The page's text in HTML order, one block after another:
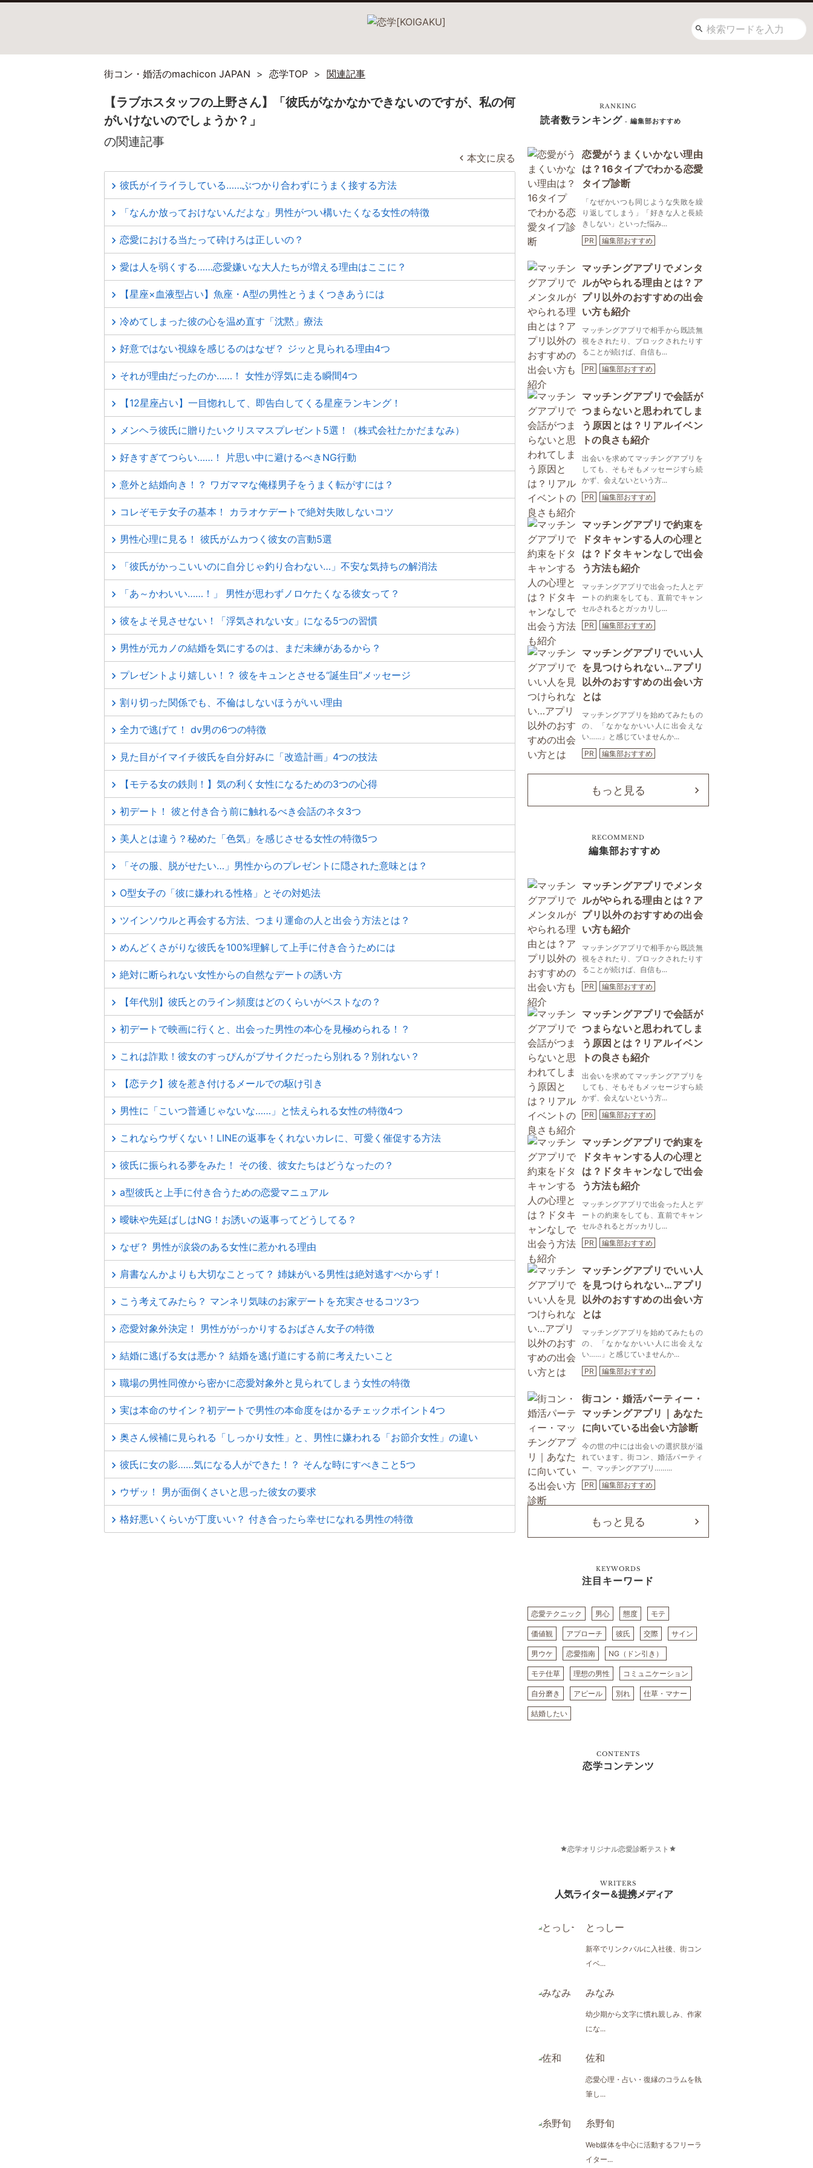
街コン・婚活のmachicon JAPAN 恋学TOP 関連記事
【ラブホスタッフの上野さん】「彼氏がなかなかできないのですが、私の何
がいけないのでしょうか？」
の関連記事
本文に戻る
彼氏がイライラしている……ぶつかり合わずにうまく接する方法
「なんか放っておけないんだよな」男性がつい構いたくなる女性の特徴
恋愛における当たって砕けろは正しいの？
愛は人を弱くする……恋愛嫌いな大人たちが増える理由はここに？
【星座×血液型占い】魚座・A型の男性とうまくつきあうには
冷めてしまった彼の心を温め直す「沈黙」療法
好意ではない視線を感じるのはなぜ？ ジッと見られる理由4つ
それが理由だったのか……！ 女性が浮気に走る瞬間4つ
【12星座占い】一目惚れして、即告白してくる星座ランキング！
メンヘラ彼氏に贈りたいクリスマスプレゼント5選！（株式会社たかだまなみ）
好きすぎてつらい……！ 片思い中に避けるべきNG行動
意外と結婚向き！？ ワガママな俺様男子をうまく転がすには？
コレぞモテ女子の基本！ カラオケデートで絶対失敗しないコツ
男性心理に見る！ 彼氏がムカつく彼女の言動5選
「彼氏がかっこいいのに自分じゃ釣り合わない…」不安な気持ちの解消法
「あ～かわいい……！」 男性が思わずノロケたくなる彼女って？
彼をよそ見させない！「浮気されない女」になる5つの習慣
男性が元カノの結婚を気にするのは、まだ未練があるから？
プレゼントより嬉しい！？ 彼をキュンとさせる“誕生日”メッセージ
割り切った関係でも、不倫はしないほうがいい理由
全力で逃げて！ dv男の6つの特徴
見た目がイマイチ彼氏を自分好みに「改造計画」4つの技法
【モテる女の鉄則！】気の利く女性になるための3つの心得
初デート！ 彼と付き合う前に触れるべき会話のネタ3つ
美人とは違う？秘めた「色気」を感じさせる女性の特徴5つ
「その服、脱がせたい…」男性からのプレゼントに隠された意味とは？
O型女子の「彼に嫌われる性格」とその対処法
ツインソウルと再会する方法、つまり運命の人と出会う方法とは？
めんどくさがりな彼氏を100%理解して上手に付き合うためには
絶対に断られない女性からの自然なデートの誘い方
【年代別】彼氏とのライン頻度はどのくらいがベストなの？
初デートで映画に行くと、出会った男性の本心を見極められる！？
これは詐欺！彼女のすっぴんがブサイクだったら別れる？別れない？
【恋テク】彼を惹き付けるメールでの駆け引き
男性に「こいつ普通じゃないな……」と怯えられる女性の特徴4つ
これならウザくない！LINEの返事をくれないカレに、可愛く催促する方法
彼氏に振られる夢をみた！ その後、彼女たちはどうなったの？
a型彼氏と上手に付き合うための恋愛マニュアル
曖昧や先延ばしはNG！お誘いの返事ってどうしてる？
なぜ？ 男性が涙袋のある女性に惹かれる理由
肩書なんかよりも大切なことって？ 姉妹がいる男性は絶対逃すべからず！
こう考えてみたら？ マンネリ気味のお家デートを充実させるコツ3つ
恋愛対象外決定！ 男性ががっかりするおばさん女子の特徴
結婚に逃げる女は悪か？ 結婚を逃げ道にする前に考えたいこと
職場の男性同僚から密かに恋愛対象外と見られてしまう女性の特徴
実は本命のサイン？初デートで男性の本命度をはかるチェックポイント4つ
奥さん候補に見られる「しっかり女性」と、男性に嫌われる「お節介女性」の違い
彼氏に女の影……気になる人ができた！？ そんな時にすべきこと5つ
ウザッ！ 男が面倒くさいと思った彼女の要求
格好悪いくらいが丁度いい？ 付き合ったら幸せになれる男性の特徴
RANKING
読者数ランキング - 編集部おすすめ
恋愛がうまくいかない理由
は？16タイプでわかる恋愛
タイプ診断
「なぜかいつも同じような失敗を繰
り返してしまう」「好きな人と長続
きしない」といった悩み...
PR
編集部おすすめ
マッチングアプリでメンタ
ルがやられる理由とは？ア
プリ以外のおすすめの出会
い方も紹介
マッチングアプリで相手から既読無
視をされたり、ブロックされたりす
ることが続けば、自信も...
PR
編集部おすすめ
マッチングアプリで会話が
つまらないと思われてしま
う原因とは？リアルイベン
トの良さも紹介
出会いを求めてマッチングアプリを
しても、そもそもメッセージすら続
かず、会えないという方...
PR
編集部おすすめ
マッチングアプリで約束を
ドタキャンする人の心理と
は？ドタキャンなしで出会
う方法も紹介
マッチングアプリで出会った人とデ
ートの約束をしても、直前でキャン
セルされるとガッカリし...
PR
編集部おすすめ
マッチングアプリでいい人
を見つけられない…アプリ
以外のおすすめの出会い方
とは
マッチングアプリを始めてみたもの
の、「なかなかいい人に出会えな
い……」と感じていませんか...
PR
編集部おすすめ
もっと見る
RECOMMEND
編集部おすすめ
マッチングアプリでメンタ
ルがやられる理由とは？ア
プリ以外のおすすめの出会
い方も紹介
マッチングアプリで相手から既読無
視をされたり、ブロックされたりす
ることが続けば、自信も...
PR
編集部おすすめ
マッチングアプリで会話が
つまらないと思われてしま
う原因とは？リアルイベン
トの良さも紹介
出会いを求めてマッチングアプリを
しても、そもそもメッセージすら続
かず、会えないという方...
PR
編集部おすすめ
マッチングアプリで約束を
ドタキャンする人の心理と
は？ドタキャンなしで出会
う方法も紹介
マッチングアプリで出会った人とデ
ートの約束をしても、直前でキャン
セルされるとガッカリし...
PR
編集部おすすめ
マッチングアプリでいい人
を見つけられない…アプリ
以外のおすすめの出会い方
とは
マッチングアプリを始めてみたもの
の、「なかなかいい人に出会えな
い……」と感じていませんか...
PR
編集部おすすめ
街コン・婚活パーティー・
マッチングアプリ｜あなた
に向いている出会い方診断
今の世の中には出会いの選択肢が溢
れています。街コン、婚活パーティ
ー、マッチングアプリ……...
PR
編集部おすすめ
もっと見る
KEYWORDS
注目キーワード
恋愛テクニック 男心 態度 モテ
価値観 アプローチ 彼氏 交際 サイン
男ウケ 恋愛指南 NG（ドン引き）
モテ仕草 理想の男性 コミュニケーション
自分磨き アピール 別れ 仕草・マナー
結婚したい
CONTENTS
恋学コンテンツ
恋学オリジナル恋愛診断テスト
WRITERS
人気ライター＆提携メディア
とっしー
新卒でリンクバルに入社後、街コン
イベ...
みなみ
幼少期から文字に慣れ親しみ、作家
にな...
佐和
恋愛心理・占い・復縁のコラムを執
筆し...
糸野旬
Web媒体を中心に活動するフリーラ
イター...